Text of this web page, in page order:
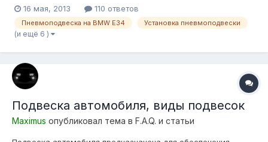
минимальными знаниями и большим желанием постройки
пневмы, собирая информацию в интерене по крупинкам, не
нашел иного выхода как подобрать подушки ТУПО...
16 мая, 2013 110 ответов
Пневмоподвеска на BMW E34 Установка пневмоподвески
(и ещё 6 )
Подвеска автомобиля, виды подвесок
Maximus опубликовал тема в F.A.Q. и статьи